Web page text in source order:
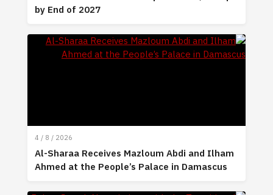
by End of 2027
4 / 8 / 2026
Al-Sharaa Receives Mazloum Abdi and Ilham
Ahmed at the People’s Palace in Damascus